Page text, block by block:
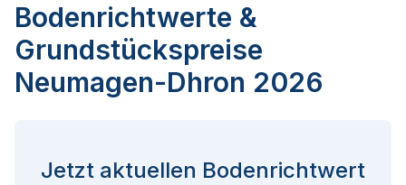
Bodenrichtwerte &
Grundstückspreise
Neumagen-Dhron 2026
Jetzt aktuellen Bodenrichtwert